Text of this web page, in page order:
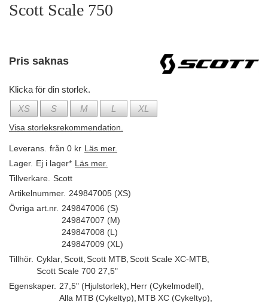
Scott Scale 750
Pris saknas
Klicka för din storlek.
XS
S M L XL
Visa storleksrekommendation.
Leverans. från 0 kr Läs mer.
Lager. Ej i lager* Läs mer.
Tillverkare. Scott
Artikelnummer. 249847005 (XS)
Övriga art.nr. 249847006 (S)
249847007 (M)
249847008 (L)
249847009 (XL)
Tillhör. Cyklar Scott Scott MTB Scott Scale XC-MTB
Scott Scale 700 27,5"
Egenskaper. 27,5" (Hjulstorlek) Herr (Cykelmodell)
Alla MTB (Cykeltyp) MTB XC (Cykeltyp)